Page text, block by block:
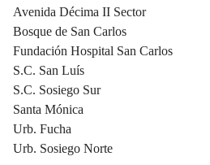
Avenida Décima II Sector
Bosque de San Carlos
Fundación Hospital San Carlos
S.C. San Luís
S.C. Sosiego Sur
Santa Mónica
Urb. Fucha
Urb. Sosiego Norte